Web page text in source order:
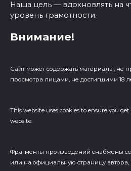
Наша цель — вдохновлять на
уровень грамотности.
Внимание!
Сайт может содержать материалы, не
просмотра лицами, не достигшими 18
This website uses cookies to ensure you
website.
Фрагменты произведений cнабжены
или на официальную страницу автора,